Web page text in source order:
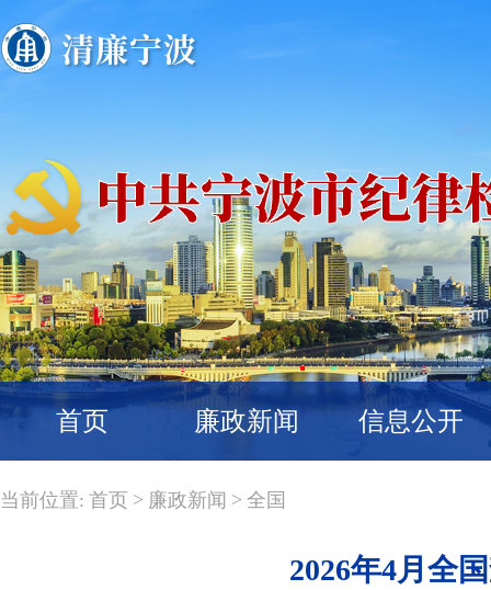
首页 廉政新闻 信息公开
当前位置: 首页 > 廉政新闻 > 全国
2026年4月全